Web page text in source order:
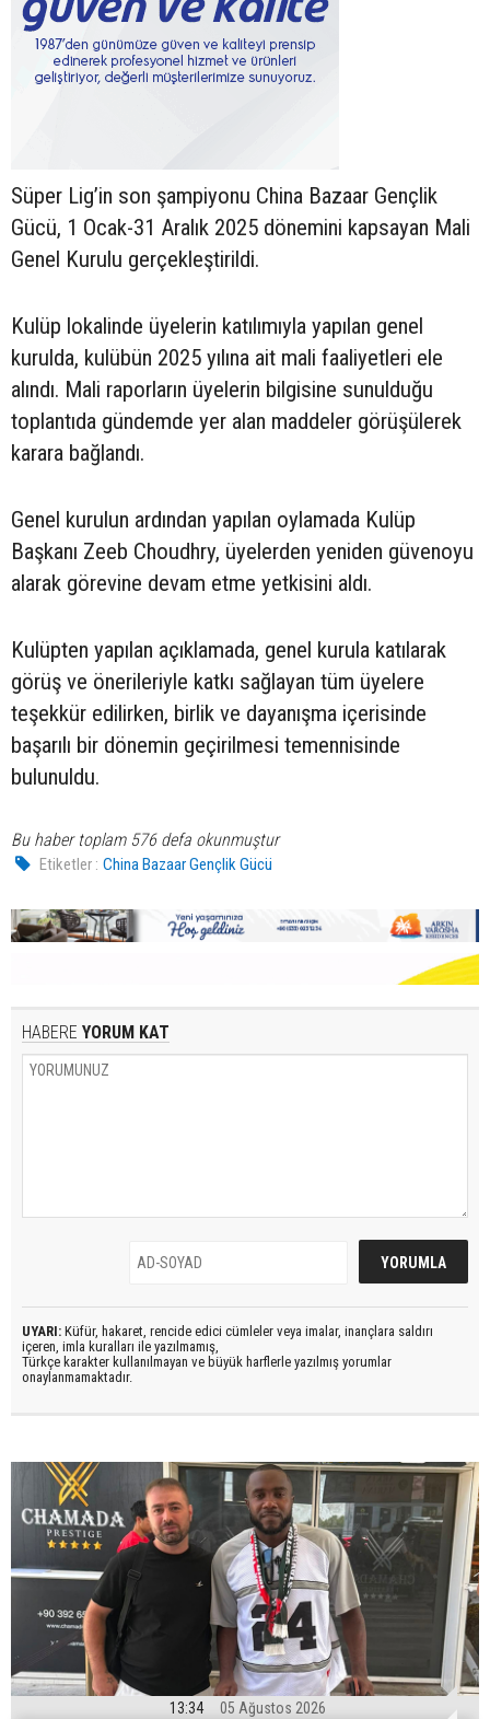
Süper Lig’in son şampiyonu China Bazaar Gençlik
Gücü, 1 Ocak-31 Aralık 2025 dönemini kapsayan Mali
Genel Kurulu gerçekleştirildi.
Kulüp lokalinde üyelerin katılımıyla yapılan genel
kurulda, kulübün 2025 yılına ait mali faaliyetleri ele
alındı. Mali raporların üyelerin bilgisine sunulduğu
toplantıda gündemde yer alan maddeler görüşülerek
karara bağlandı.
Genel kurulun ardından yapılan oylamada Kulüp
Başkanı Zeeb Choudhry, üyelerden yeniden güvenoyu
alarak görevine devam etme yetkisini aldı.
Kulüpten yapılan açıklamada, genel kurula katılarak
görüş ve önerileriyle katkı sağlayan tüm üyelere
teşekkür edilirken, birlik ve dayanışma içerisinde
başarılı bir dönemin geçirilmesi temennisinde
bulunuldu.
Bu haber toplam 576 defa okunmuştur
Etiketler : China Bazaar Gençlik Gücü
HABERE YORUM KAT
UYARI: Küfür, hakaret, rencide edici cümleler veya imalar, inançlara saldırı
içeren, imla kuralları ile yazılmamış,
Türkçe karakter kullanılmayan ve büyük harflerle yazılmış yorumlar
onaylanmamaktadır.
13:34 05 Ağustos 2026